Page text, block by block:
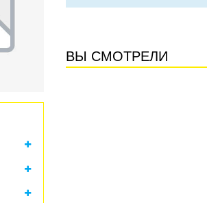
ВЫ СМОТРЕЛИ